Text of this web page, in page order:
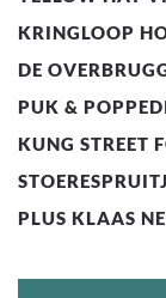
KRINGLOOP
DE
PUK &
KUNG STREET
PLUS KLAAS